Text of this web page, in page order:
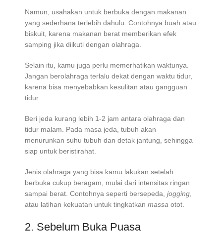
Namun, usahakan untuk berbuka dengan makanan
yang sederhana terlebih dahulu. Contohnya buah atau
biskuit, karena makanan berat memberikan efek
samping jika diikuti dengan olahraga.
Selain itu, kamu juga perlu memerhatikan waktunya.
Jangan berolahraga terlalu dekat dengan waktu tidur,
karena bisa menyebabkan kesulitan atau gangguan
tidur.
Beri jeda kurang lebih 1-2 jam antara olahraga dan
tidur malam. Pada masa jeda, tubuh akan
menurunkan suhu tubuh dan detak jantung, sehingga
siap untuk beristirahat.
Jenis olahraga yang bisa kamu lakukan setelah
berbuka cukup beragam, mulai dari intensitas ringan
sampai berat. Contohnya seperti bersepeda, jogging
atau latihan kekuatan untuk tingkatkan massa otot.
2. Sebelum Buka Puasa